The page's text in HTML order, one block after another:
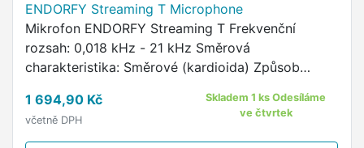
ENDORFY Streaming T Microphone
Mikrofon ENDORFY Streaming T Frekvenční
rozsah: 0,018 kHz - 21 kHz Směrová
charakteristika: Směrové (kardioida) Způsob
kabelu: 1,8 m Typ konektoru: USB-C …
1 694,90 Kč
včetně DPH
Skladem 1 ks Odesíláme
ve čtvrtek